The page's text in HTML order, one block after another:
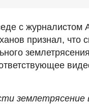
с
признал, что
землетрясение